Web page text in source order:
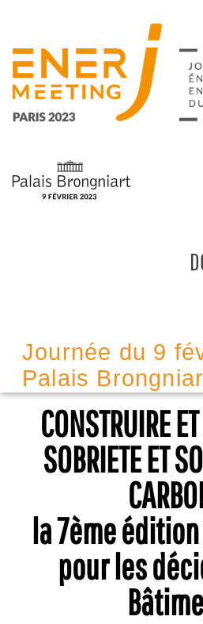
contenu
Journée du 9
Palais
CONSTRUIRE
SOBRIETE ET
la 7ème
pour les